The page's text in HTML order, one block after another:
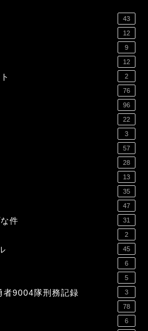
43
12
9
12
2
76
96
22
3
57
28
13
35
47
件 31
2
45
6
5
者9004隊刑務記録 3
78
6